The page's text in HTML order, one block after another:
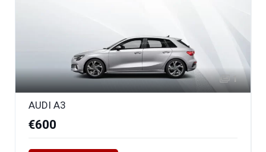
1
AUDI A3
€600